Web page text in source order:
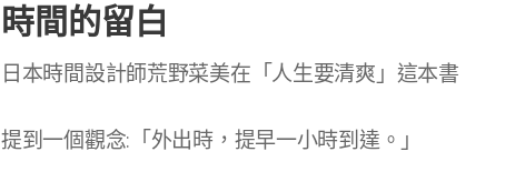
時間的留白
日本時間設計師荒野菜美在「人生要清爽」這本書
提到一個觀念:「外出時，提早一小時到達。」